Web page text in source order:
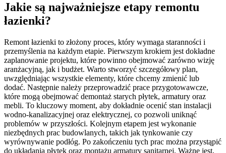
Jakie są najważniejsze etapy remontu
łazienki?
Remont łazienki to złożony proces, który wymaga staranności i
przemyślenia na każdym etapie. Pierwszym krokiem jest dokładne
zaplanowanie projektu, które powinno obejmować zarówno wizję
aranżacyjną, jak i budżet. Warto stworzyć szczegółowy plan,
uwzględniając wszystkie elementy, które chcemy zmienić lub
dodać. Następnie należy przeprowadzić prace przygotowawcze,
które mogą obejmować demontaż starych płytek, armatury oraz
mebli. To kluczowy moment, aby dokładnie ocenić stan instalacji
wodno-kanalizacyjnej oraz elektrycznej, co pozwoli uniknąć
problemów w przyszłości. Kolejnym etapem jest wykonanie
niezbędnych prac budowlanych, takich jak tynkowanie czy
wyrównywanie podłóg. Po zakończeniu tych prac można przystąpić
do układania płytek oraz montażu armatury sanitarnej. Ważne jest,